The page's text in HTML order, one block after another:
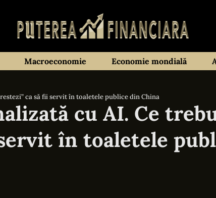
Macroeconomie Economie mondială
ca să fii servit în toaletele publice din China
cu AI. Ce
în toaletele